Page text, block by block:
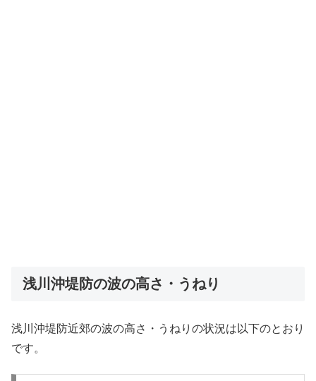
浅川沖堤防の波の高さ・うねり
浅川沖堤防近郊の波の高さ・うねりの状況は以下のとおり
です。